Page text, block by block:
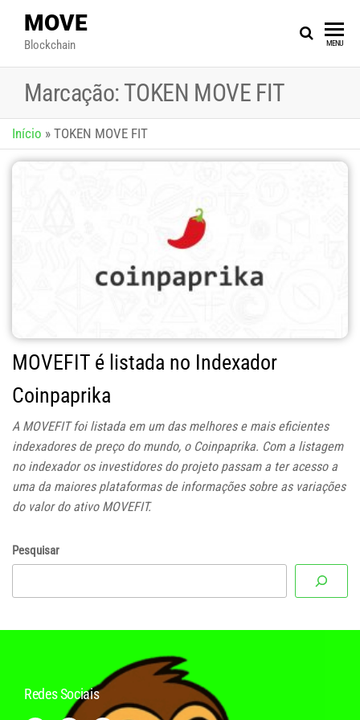
MOVE
Blockchain MENU
Marcação: TOKEN MOVE FIT
Início » TOKEN MOVE FIT
MOVEFIT é listada no Indexador
Coinpaprika
A MOVEFIT foi listada em um das melhores e mais eficientes
indexadores de preço do mundo, o Coinpaprika. Com a listagem
no indexador os investidores do projeto passam a ter acesso a
uma da maiores plataformas de informações sobre as variações
do valor do ativo MOVEFIT.
Pesquisar
Redes Sociais